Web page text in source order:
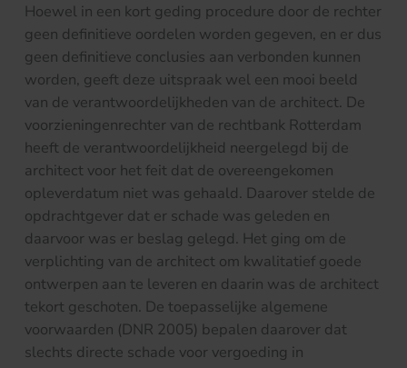
Hoewel in een kort geding procedure door de rechter
geen definitieve oordelen worden gegeven, en er dus
geen definitieve conclusies aan verbonden kunnen
worden, geeft deze uitspraak wel een mooi beeld
van de verantwoordelijkheden van de architect. De
voorzieningenrechter van de rechtbank Rotterdam
heeft de verantwoordelijkheid neergelegd bij de
architect voor het feit dat de overeengekomen
opleverdatum niet was gehaald. Daarover stelde de
opdrachtgever dat er schade was geleden en
daarvoor was er beslag gelegd. Het ging om de
verplichting van de architect om kwalitatief goede
ontwerpen aan te leveren en daarin was de architect
tekort geschoten. De toepasselijke algemene
voorwaarden (DNR 2005) bepalen daarover dat
slechts directe schade voor vergoeding in